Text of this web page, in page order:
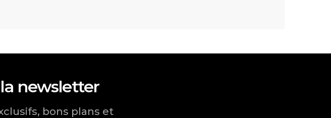
newsletter
bons plans et